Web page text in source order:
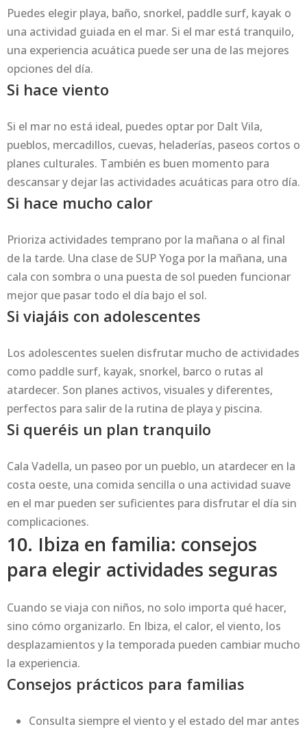
Puedes elegir playa, baño, snorkel, paddle surf, kayak o
una actividad guiada en el mar. Si el mar está tranquilo,
una experiencia acuática puede ser una de las mejores
opciones del día.
Si hace viento
Si el mar no está ideal, puedes optar por Dalt Vila,
pueblos, mercadillos, cuevas, heladerías, paseos cortos o
planes culturales. También es buen momento para
descansar y dejar las actividades acuáticas para otro día.
Si hace mucho calor
Prioriza actividades temprano por la mañana o al final
de la tarde. Una clase de SUP Yoga por la mañana, una
cala con sombra o una puesta de sol pueden funcionar
mejor que pasar todo el día bajo el sol.
Si viajáis con adolescentes
Los adolescentes suelen disfrutar mucho de actividades
como paddle surf, kayak, snorkel, barco o rutas al
atardecer. Son planes activos, visuales y diferentes,
perfectos para salir de la rutina de playa y piscina.
Si queréis un plan tranquilo
Cala Vadella, un paseo por un pueblo, un atardecer en la
costa oeste, una comida sencilla o una actividad suave
en el mar pueden ser suficientes para disfrutar el día sin
complicaciones.
10. Ibiza en familia: consejos
para elegir actividades seguras
Cuando se viaja con niños, no solo importa qué hacer,
sino cómo organizarlo. En Ibiza, el calor, el viento, los
desplazamientos y la temporada pueden cambiar mucho
la experiencia.
Consejos prácticos para familias
Consulta siempre el viento y el estado del mar antes